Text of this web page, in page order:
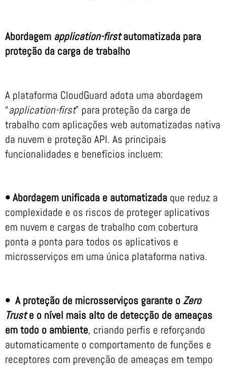
Abordagem application-firstautomatizada para
proteção da carga de trabalho
A plataforma CloudGuard adota uma abordagem
“application-first” para proteção da carga de
trabalho com aplicações web automatizadas nativa
da nuvem e proteção API. As principais
funcionalidades e benefícios incluem:
•Abordagem unificada e automatizada que reduz a
complexidade e os riscos de proteger aplicativos
em nuvem e cargas de trabalho com cobertura
ponta a ponta para todos os aplicativos e
microsserviços em uma única plataforma nativa.
• A proteção de microsserviços garante oZero
Truste o nível mais alto de detecção de ameaças
em todo o ambiente, criando perfis e reforçando
automaticamente o comportamento de funções e
receptores com prevenção de ameaças em tempo